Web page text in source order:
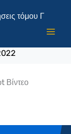
τόμου Γ
Βίντεο